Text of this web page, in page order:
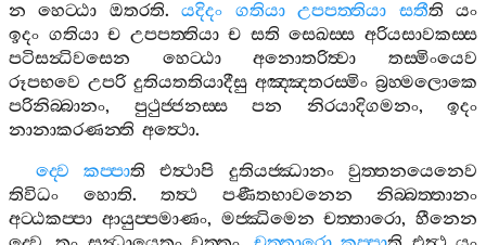
න
හෙට‍්ඨා ඔතරති.යදිදං ගතියා උපපත‍්තියා සතීති
යං
ඉදං ගතියා ච උපපත‍්තියා ච සති සෙඛස‍්ස අරියසාවකස‍්ස
පටිසන්‍ධිවසෙන
හෙට‍්ඨා අනොතරිත්‍වා
තස‍්මිංයෙව
රූපභවෙ උපරි දුතියතතියාදීසු අඤ‍්ඤතරස‍්මිං බ්‍රහ‍්මලොකෙ
පරිනිබ‍්බානං, පුථුජ‍්ජනස‍්ස පන නිරයාදිගමනං, ඉදං
නානාකරණන‍්ති අත්‍ථො.
ද‍්වෙ
කප‍්පාති එත්‍ථාපි දුතියජ‍්ඣානං
වුත‍්තනයෙනෙව
තිවිධං
හොති. තත්‍ථ පණීතභාවනෙන
නිබ‍්බත‍්තානං
අට‍්ඨකප‍්පා ආයුප‍්පමාණං, මජ‍්ඣිමෙන චත‍්තාරො, හීනෙන